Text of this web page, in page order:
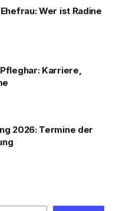
Wer ist Radine
Karriere,
2026: Termine der